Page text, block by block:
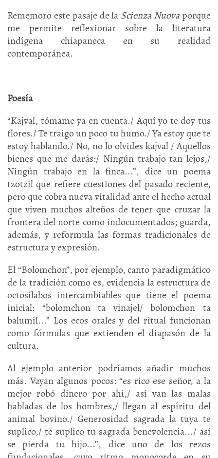
Rememoro este pasaje de la Scienza Nuovaporque
me permite reflexionar sobre la literatura
indígena chiapaneca en su realidad
contemporánea.
Poesía
“Kajval, tómame ya en cuenta./ Aquí yo te doy tus
flores./ Te traigo un poco tu humo./ Ya estoy que te
estoy hablando./ No, no lo olvides kajval / Aquellos
bienes que me darás:/ Ningún trabajo tan lejos,/
Ningún trabajo en la finca...”, dice un poema
tzotzil que refiere cuestiones del pasado reciente,
pero que cobra nueva vitalidad ante el hecho actual
que viven muchos alteños de tener que cruzar la
frontera del norte como indocumentados; guarda,
además, y reformula las formas tradicionales de
estructura y expresión.
El “Bolomchon”, por ejemplo, canto paradigmático
de la tradición como es, evidencia la estructura de
octosílabos intercambiables que tiene el poema
inicial: “bolomchon ta vinajel/ bolomchon ta
balumil...” Los ecos orales y del ritual funcionan
como fórmulas que extienden el diapasón de la
cultura.
Al ejemplo anterior podríamos añadir muchos
más. Vayan algunos pocos: “es rico ese señor, a la
mejor robó dinero por ahí,/ así van las malas
habladas de los hombres,/ llegan al espíritu del
animal bovino./ Generosidad sagrada la tuya te
suplico,/ te suplico tu sagrada benevolencia.../ así
se pierda tu hijo...”, dice uno de los rezos